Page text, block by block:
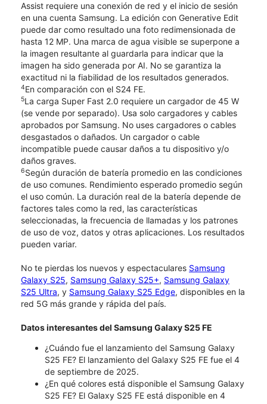
Assist requiere una conexión de red y el inicio de sesión
en una cuenta Samsung. La edición con Generative Edit
puede dar como resultado una foto redimensionada de
hasta 12 MP. Una marca de agua visible se superpone a
la imagen resultante al guardarla para indicar que la
imagen ha sido generada por AI. No se garantiza la
exactitud ni la fiabilidad de los resultados generados.
4En comparación con el S24 FE.
5La carga Super Fast 2.0 requiere un cargador de 45 W
(se vende por separado). Usa solo cargadores y cables
aprobados por Samsung. No uses cargadores o cables
desgastados o dañados. Un cargador o cable
incompatible puede causar daños a tu dispositivo y/o
daños graves.
6Según duración de batería promedio en las condiciones
de uso comunes. Rendimiento esperado promedio según
el uso común. La duración real de la batería depende de
factores tales como la red, las características
seleccionadas, la frecuencia de llamadas y los patrones
de uso de voz, datos y otras aplicaciones. Los resultados
pueden variar.
No te pierdas los nuevos y espectaculares Samsung
Galaxy S25, Samsung Galaxy S25+, Samsung Galaxy
S25 Ultra, y Samsung Galaxy S25 Edge, disponibles en la
red 5G más grande y rápida del país.
Datos interesantes del Samsung Galaxy S25 FE
¿Cuándo fue el lanzamiento del Samsung Galaxy
S25 FE? El lanzamiento del Galaxy S25 FE fue el 4
de septiembre de 2025.
¿En qué colores está disponible el Samsung Galaxy
S25 FE? El Galaxy S25 FE está disponible en 4